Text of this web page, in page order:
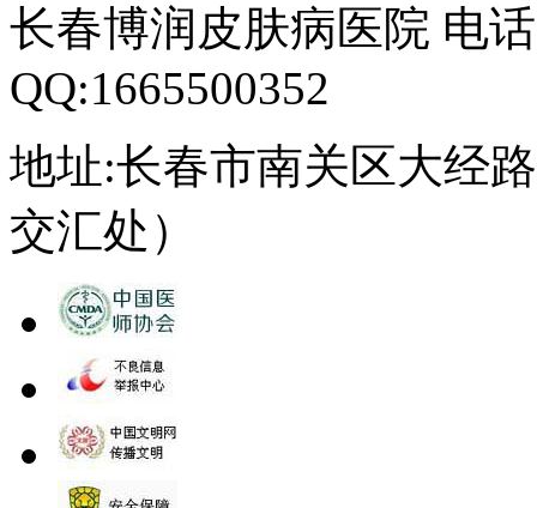
长春博润皮肤病医院 电
QQ:1665500352
地址:长春市南关区大经
交汇处）